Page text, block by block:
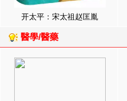
开太平：宋太祖赵匡胤
醫學/醫藥